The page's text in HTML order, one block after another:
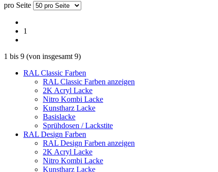
pro Seite
1
1 bis 9 (von insgesamt 9)
RAL Classic Farben
RAL Classic Farben anzeigen
2K Acryl Lacke
Nitro Kombi Lacke
Kunstharz Lacke
Basislacke
Sprühdosen / Lackstite
RAL Design Farben
RAL Design Farben anzeigen
2K Acryl Lacke
Nitro Kombi Lacke
Kunstharz Lacke